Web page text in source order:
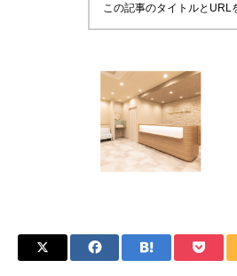
この記事のタイトルとURL